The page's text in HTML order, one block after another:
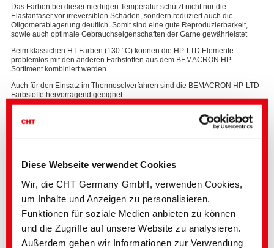
Diese Webseite verwendet Cookies
Wir, die CHT Germany GmbH, verwenden Cookies,
um Inhalte und Anzeigen zu personalisieren,
Funktionen für soziale Medien anbieten zu können
und die Zugriffe auf unsere Website zu analysieren.
Außerdem geben wir Informationen zur Verwendung
Das Färben bei dieser niedrigen Temperatur schützt nicht nur die
Elastanfaser vor irreversiblen Schäden, sondern reduziert auch die
Oligomerablagerung deutlich. Somit sind eine gute Reproduzierbarkeit,
sowie auch optimale Gebrauchseigenschaften der Garne gewährleistet
Beim klassichen HT-Färben (130 °C) können die HP-LTD Elemente
problemlos mit den anderen Farbstoffen aus dem BEMACRON HP-
Sortimentkombiniert werden.
Auch für den Einsatz im Thermosolverfahren sind die BEMACRON HP-LTD
Farbstoffe hervorragend geeignet.
Die Vorteile von BEMACRON HP-LTD auf einen Blick: